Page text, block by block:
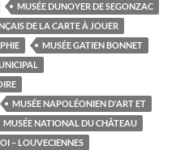
MUSÉE DUNOYER DE SEGONZAC
DE LA CARTE À JOUER
MUSÉE GATIEN BONNET
MUSÉE NAPOLÉONIEN D'ART ET
MUSÉE NATIONAL DU CHÂTEAU
– LOUVECIENNES